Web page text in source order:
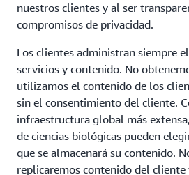
nuestros clientes y al ser
compromisos de privacidad.
Los clientes administran siempre
servicios y contenido. No
utilizamos el contenido de los
sin el consentimiento del cliente.
infraestructura global más
de ciencias biológicas pueden
que se almacenará su contenido.
replicaremos contenido del cliente